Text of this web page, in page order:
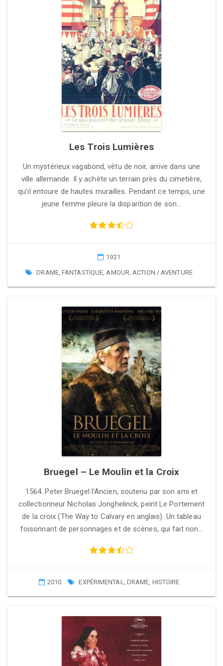
Les Trois Lumières
Un mystérieux vagabond, vêtu de noir, arrive dans une
ville allemande. Il y achète un terrain près du cimetière,
qu’il entoure de hautes murailles. Pendant ce temps, une
jeune femme pleure la disparition de son…
1921
DRAME,FANTASTIQUE,AMOUR,ACTION / AVENTURE
Bruegel – Le Moulin et la Croix
1564. Peter Bruegel l’Ancien, soutenu par son ami et
collectionneur Nicholas Jonghelinck, peint Le Portement
de la croix (The Way to Calvary en anglais). Un tableau
foisonnant de personnages et de scènes, qui fait non…
2010 EXPÉRIMENTAL, DRAME, HISTOIRE